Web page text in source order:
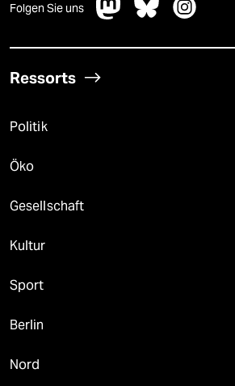
Folgen Sie uns
Ressorts
Politik
Öko
Gesellschaft
Kultur
Sport
Berlin
Nord